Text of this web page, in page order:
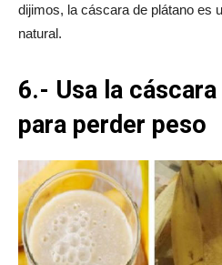
dijimos, la cáscara de plátano es
natural.
6.- Usa la
para perder peso